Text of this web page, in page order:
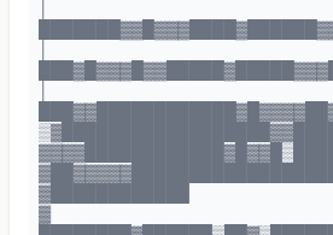
▓████████████
▓